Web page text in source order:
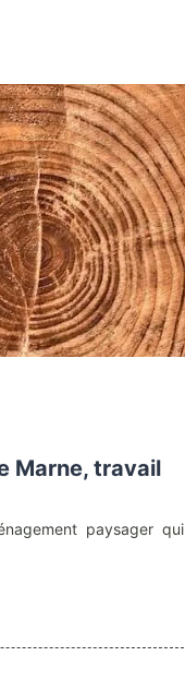
Marne, travail
paysager qui